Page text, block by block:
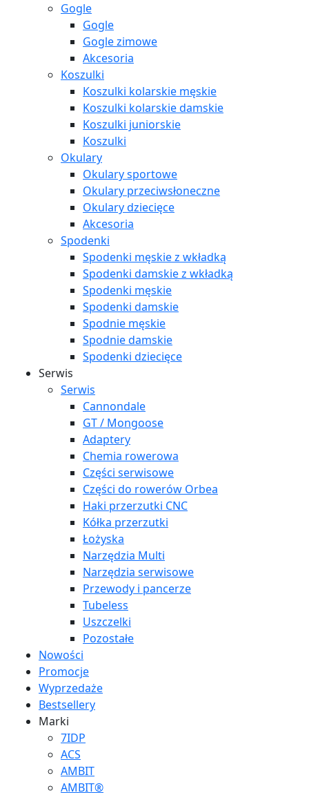
Gogle
Gogle
Gogle zimowe
Akcesoria
Koszulki
Koszulki kolarskie męskie
Koszulki kolarskie damskie
Koszulki juniorskie
Koszulki
Okulary
Okulary sportowe
Okulary przeciwsłoneczne
Okulary dziecięce
Akcesoria
Spodenki
Spodenki męskie z wkładką
Spodenki damskie z wkładką
Spodenki męskie
Spodenki damskie
Spodnie męskie
Spodnie damskie
Spodenki dziecięce
Serwis
Serwis
Cannondale
GT / Mongoose
Adaptery
Chemia rowerowa
Części serwisowe
Części do rowerów Orbea
Haki przerzutki CNC
Kółka przerzutki
Łożyska
Narzędzia Multi
Narzędzia serwisowe
Przewody i pancerze
Tubeless
Uszczelki
Pozostałe
Nowości
Promocje
Wyprzedaże
Bestsellery
Marki
7IDP
ACS
AMBIT
AMBIT®